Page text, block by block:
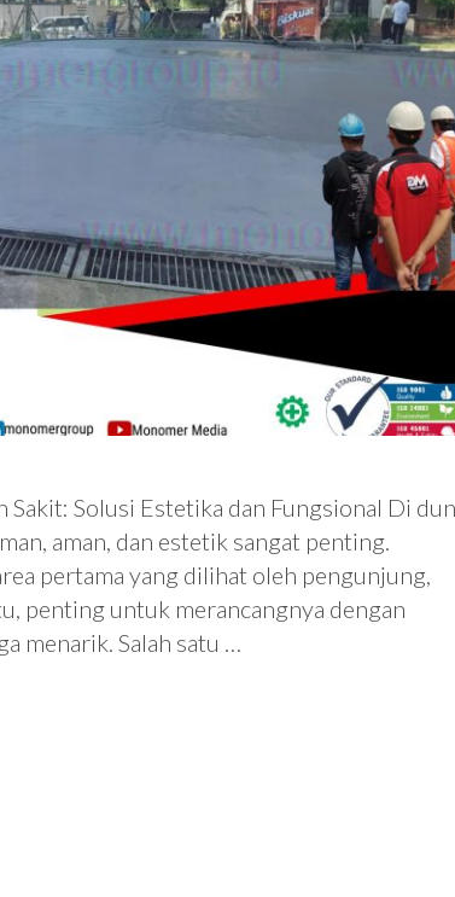
Solusi Estetika dan Fungsional Di
aman, dan estetik sangat penting.
pertama yang dilihat oleh pengunjung,
penting untuk merancangnya dengan
menarik. Salah satu …